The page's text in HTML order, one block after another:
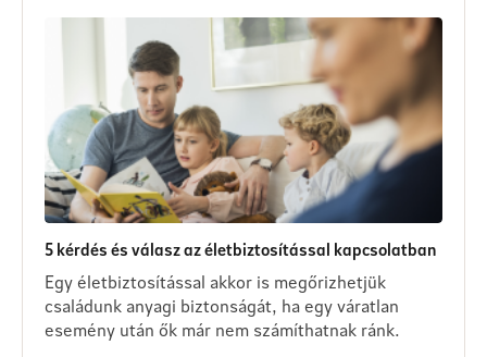
5 kérdés és válasz az életbiztosítással kapcsolatban
Egy életbiztosítással akkor is megőrizhetjük
családunk anyagi biztonságát, ha egy váratlan
esemény után ők már nem számíthatnak ránk.